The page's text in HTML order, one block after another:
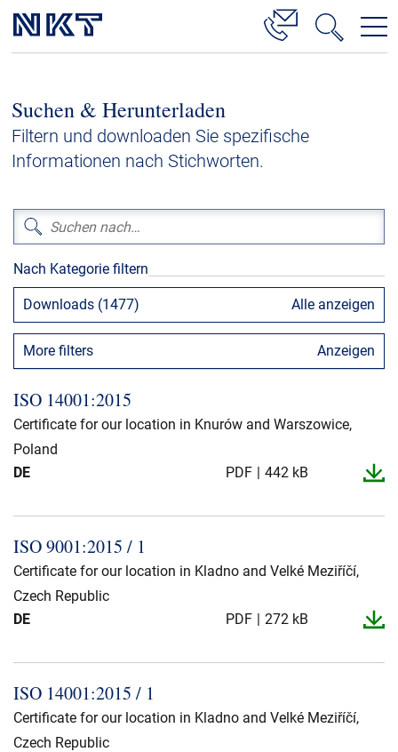
Hochspannung
Kabelservice
Niederspannung
Kabelgarnituren
Referenzen
Downloads
Presse & Events
Über uns
Geschäftsführung
Karriere
Europacable
Einkauf
Nachhaltigkeit
Suchen & Herunterladen
Filtern und downloaden Sie spezifische
Informationen nach Stichworten.
Nach Kategorie filtern
Downloads (1477) Alle anzeigen
More filters Anzeigen
ISO 14001:2015
Certificate for our location in Knurów and Warszowice,
Poland
DE
PDF 442 kB
ISO 9001:2015 / 1
Certificate for our location in Kladno and Velké Meziříčí,
Czech Republic
DE
PDF 272 kB
ISO 14001:2015 / 1
Certificate for our location in Kladno and Velké Meziříčí,
Czech Republic